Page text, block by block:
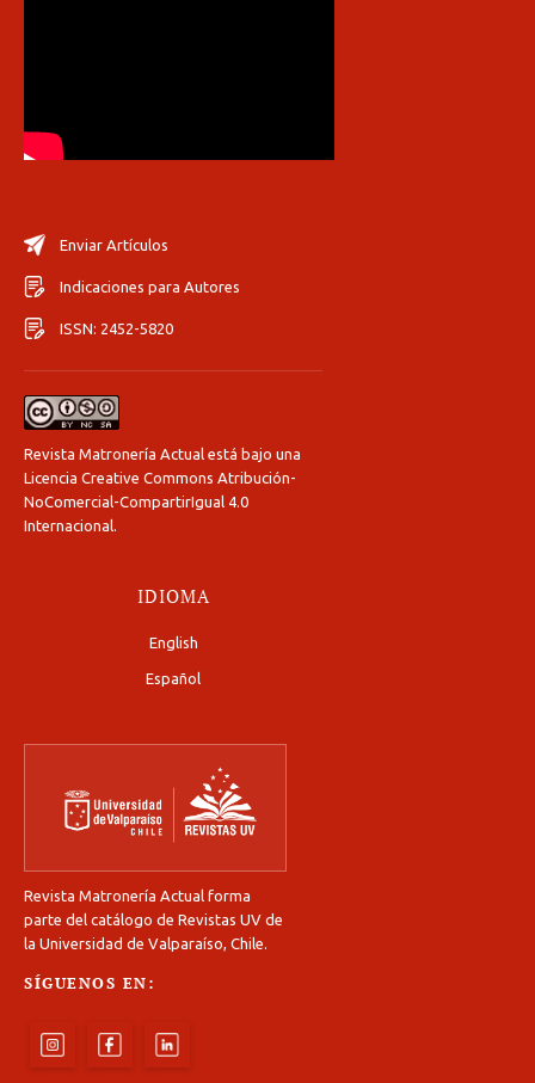
Enviar Artículos
Indicaciones para Autores
ISSN: 2452-5820
Revista Matronería Actual está bajo una
Licencia Creative Commons Atribución-
NoComercial-CompartirIgual 4.0
Internacional
IDIOMA
English
Español
Revista Matronería Actual forma
parte del catálogo de Revistas UV de
la Universidad de Valparaíso, Chile.
SÍGUENOS EN: